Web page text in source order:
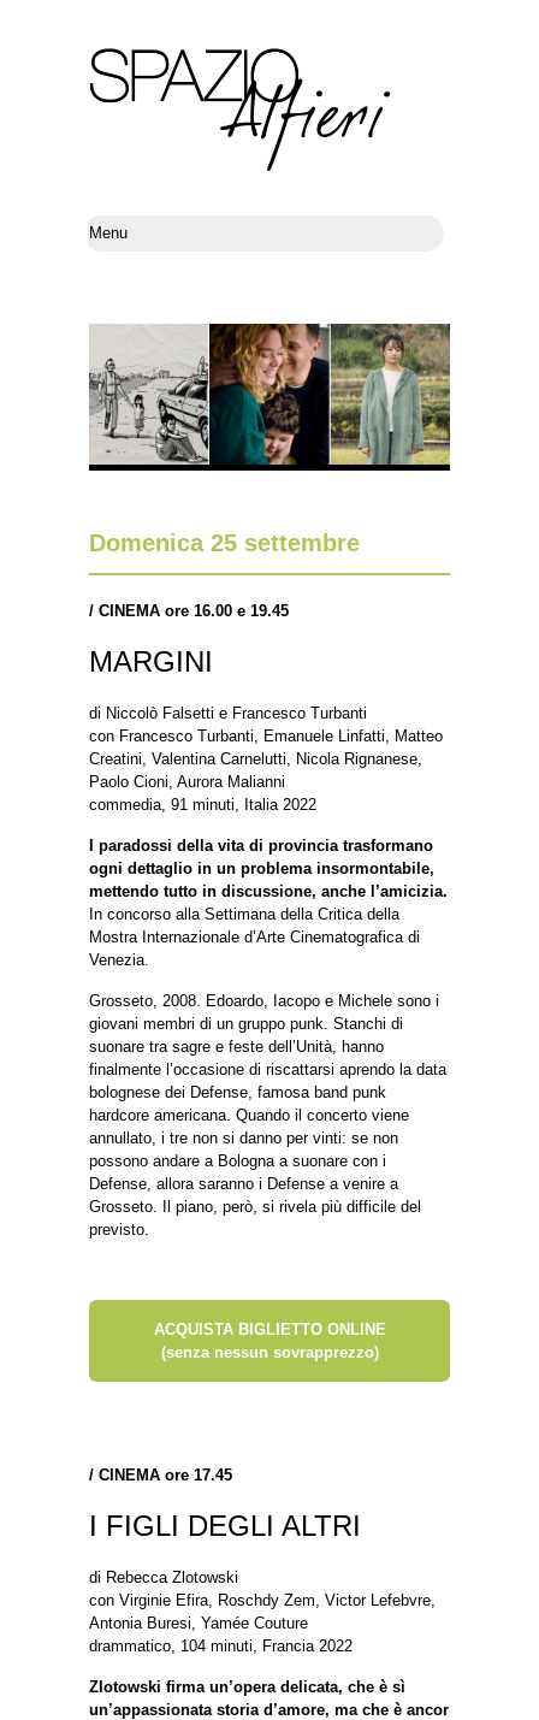
Domenica 25 settembre
/ CINEMA ore 16.00 e 19.45
MARGINI
di Niccolò Falsetti e Francesco Turbanti
con Francesco Turbanti, Emanuele Linfatti, Matteo
Creatini, Valentina Carnelutti, Nicola Rignanese,
Paolo Cioni, Aurora Malianni
commedia, 91 minuti, Italia 2022
I paradossi della vita di provincia trasformano
ogni dettaglio in un problema insormontabile,
mettendo tutto in discussione, anche l’amicizia.
In concorso alla Settimana della Critica della
Mostra Internazionale d’Arte Cinematografica di
Venezia.
Grosseto, 2008. Edoardo, Iacopo e Michele sono i
giovani membri di un gruppo punk. Stanchi di
suonare tra sagre e feste dell’Unità, hanno
finalmente l’occasione di riscattarsi aprendo la data
bolognese dei Defense, famosa band punk
hardcore americana. Quando il concerto viene
annullato, i tre non si danno per vinti: se non
possono andare a Bologna a suonare con i
Defense, allora saranno i Defense a venire a
Grosseto. Il piano, però, si rivela più difficile del
previsto.
ACQUISTA BIGLIETTO ONLINE
(senza nessun sovrapprezzo)
/ CINEMA ore 17.45
I FIGLI DEGLI ALTRI
di Rebecca Zlotowski
con Virginie Efira, Roschdy Zem, Victor Lefebvre,
Antonia Buresi, Yamée Couture
drammatico, 104 minuti, Francia 2022
Zlotowski firma un’opera delicata, che è sì
un’appassionata storia d’amore, ma che è ancor